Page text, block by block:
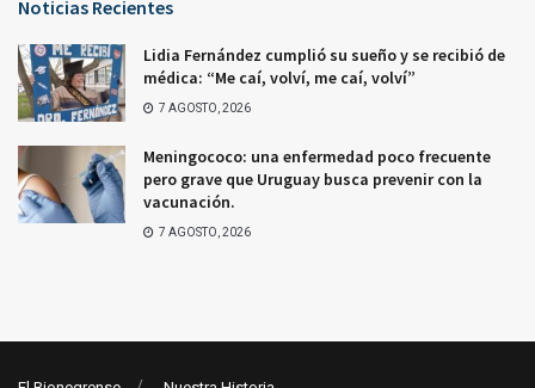
Noticias Recientes
Lidia Fernández cumplió su sueño y se recibió de
médica: “Me caí, volví, me caí, volví”
7 AGOSTO, 2026
Meningococo: una enfermedad poco frecuente
pero grave que Uruguay busca prevenir con la
vacunación.
7 AGOSTO, 2026